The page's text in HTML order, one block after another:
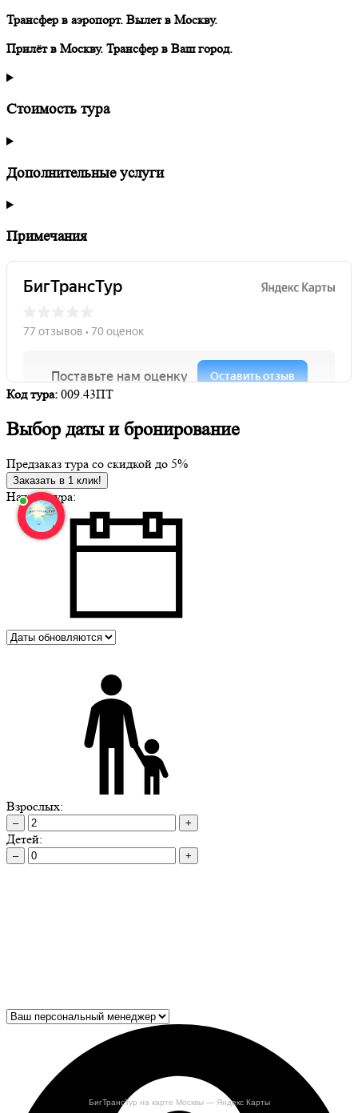
Трансфер в аэропорт. Вылет в Москву.
Прилёт в Москву. Трансфер в Ваш город.
Стоимость тура
Дополнительные услуги
Примечания
БигТрансТур на карте Москвы — Яндекс Карты
Код тура: 009.43ПТ
Выбор даты и бронирование
Предзаказ тура со скидкой до 5%
Заказать в 1 клик!
Начало тура:
Взрослых:
– +
Детей:
– +